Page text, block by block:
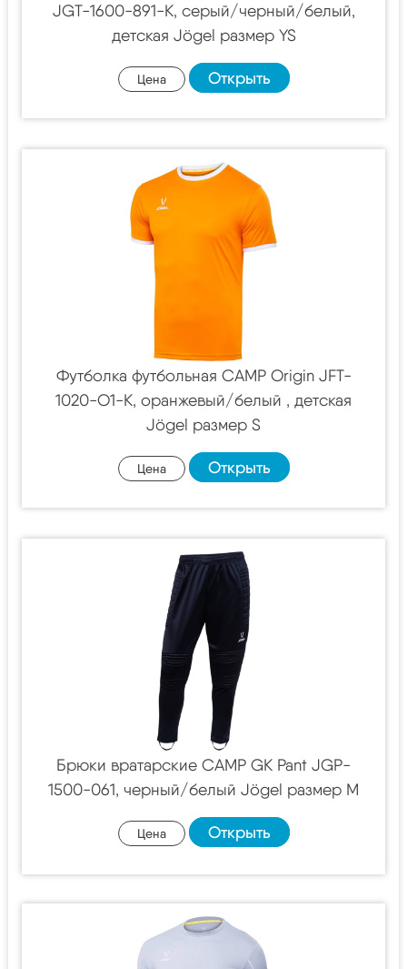
JGT-1600-891-K, серый/черный/белый,
детская Jögel размер YS
Цена Открыть
Футболка футбольная CAMP Origin JFT-
1020-O1-K, оранжевый/белый , детская
Jögel размер S
Цена Открыть
Брюки вратарские CAMP GK Pant JGP-
1500-061, черный/белый Jögel размер M
Цена Открыть